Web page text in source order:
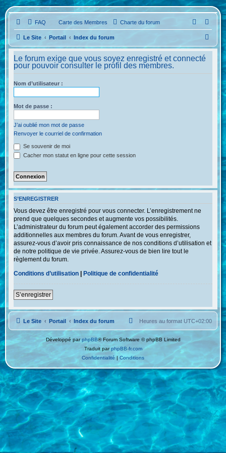
FAQ Carte des Membres Charte du forum
Le Site Portail Index du forum
e
h
Le forum exige que vous soyez enregistré et connecté
pour pouvoir consulter le profil des membres.
Nom d’utilisateur :
Mot de passe :
J’ai oublié mon mot de passe
Renvoyer le courriel de confirmation
Se souvenir de moi
Cacher mon statut en ligne pour cette session
S’ENREGISTRER
Vous devez être enregistré pour vous connecter. L’enregistrement ne
prend que quelques secondes et augmente vos possibilités.
L’administrateur du forum peut également accorder des permissions
additionnelles aux membres du forum. Avant de vous enregistrer,
assurez-vous d’avoir pris connaissance de nos conditions d’utilisation et
de notre politique de vie privée. Assurez-vous de bien lire tout le
règlement du forum.
Conditions d’utilisation |Politique de confidentialité
S’enregistrer
Le Site Portail Index du forum Heures au format UTC+02:00
Développé parphpBB® Forum Software © phpBB Limited
Traduit parphpBB-fr.com
Confidentialité | Conditions